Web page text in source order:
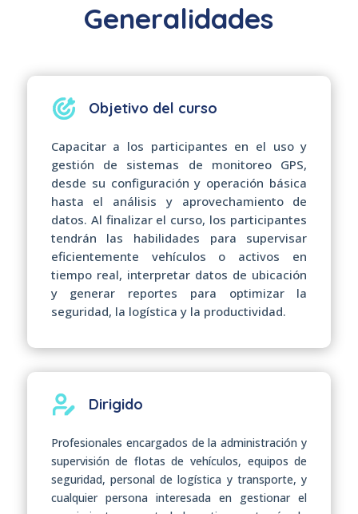
Generalidades
Objetivo del curso
Capacitar a los participantes en el uso y
gestión de sistemas de monitoreo GPS,
desde su configuración y operación básica
hasta el análisis y aprovechamiento de
datos. Al finalizar el curso, los participantes
tendrán las habilidades para supervisar
eficientemente vehículos o activos en
tiempo real, interpretar datos de ubicación
y generar reportes para optimizar la
seguridad, la logística y la productividad.
Dirigido
Profesionales encargados de la administración y
supervisión de flotas de vehículos, equipos de
seguridad, personal de logística y transporte, y
cualquier persona interesada en gestionar el